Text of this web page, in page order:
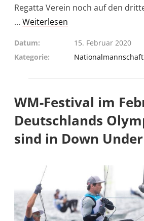
Regatta Verein noch auf den
…Weiterlesen
Datum
15. Februar 2020
Kategorie
Nationalmannschaft
WM-Festival im
Deutschlands
sind in Down